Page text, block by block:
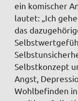
ein komischer
lautet: „Ich
das
Selbstkonzept
Angst,
Wohlbefinden